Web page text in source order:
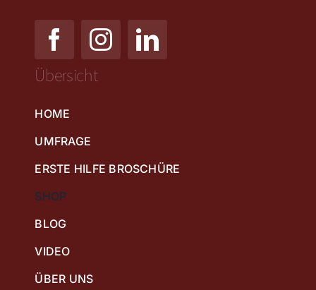
Übersicht
HOME
UMFRAGE
ERSTE HILFE BROSCHÜRE
SHOP
BLOG
VIDEO
ÜBER UNS